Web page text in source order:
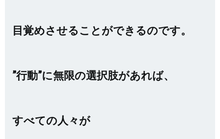
目覚めさせることができるのです。
”行動”に無限の選択肢があれば、
すべての人々が